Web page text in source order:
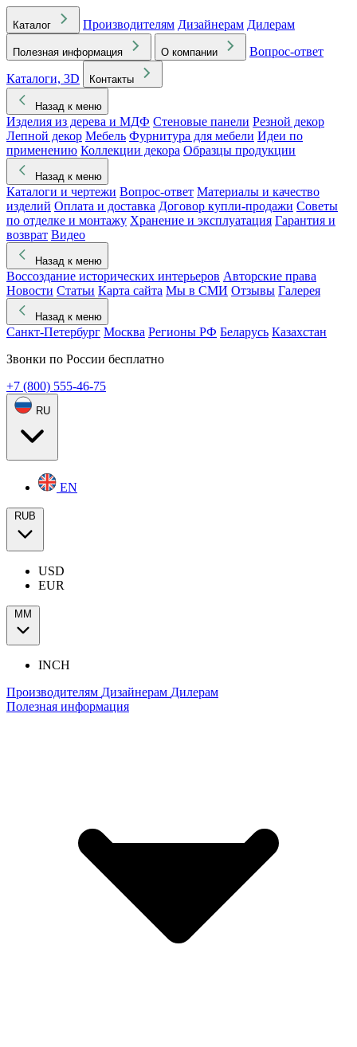
Каталог Производителям Дизайнерам Дилерам
Полезная информация О компании
Вопрос-ответ
Каталоги, 3D
Контакты
Назад к меню
Изделия из дерева и МДФ Стеновые панели Резной декор
Лепной декор Мебель Фурнитура для мебели Идеи по
применению Коллекции декора Образцы продукции
Назад к меню
Каталоги и чертежи Вопрос-ответ Материалы и качество
изделий Оплата и доставка Договор купли-продажи Советы
по отделке и монтажу Хранение и эксплуатация Гарантия и
возврат Видео
Назад к меню
Воссоздание исторических интерьеров Авторские права
Новости Статьи Карта сайта Мы в СМИ Отзывы Галерея
Назад к меню
Санкт-Петербург Москва Регионы РФ Беларусь Казахстан
Звонки по России бесплатно
+7 (800) 555-46-75
RU
EN
RUB
USD
EUR
ММ
INCH
Производителям Дизайнерам Дилерам
Полезная информация